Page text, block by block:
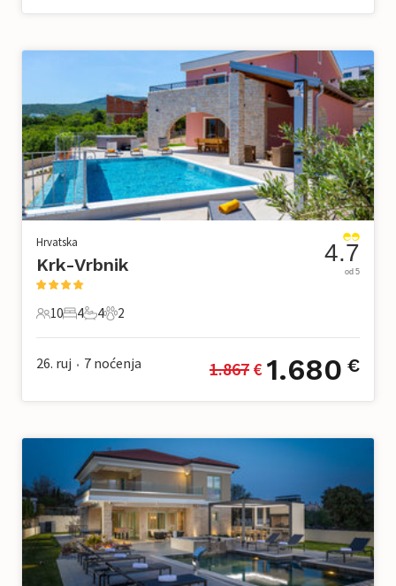
Hrvatska
Krk-Vrbnik
10 Gosti
10
4 Spavaće sobe
4
4 Kupaonice
4
2 Kućni ljubimac
2
4.7
od 5
26. ruj • 7 noćenja 1.867 € 1.680 €